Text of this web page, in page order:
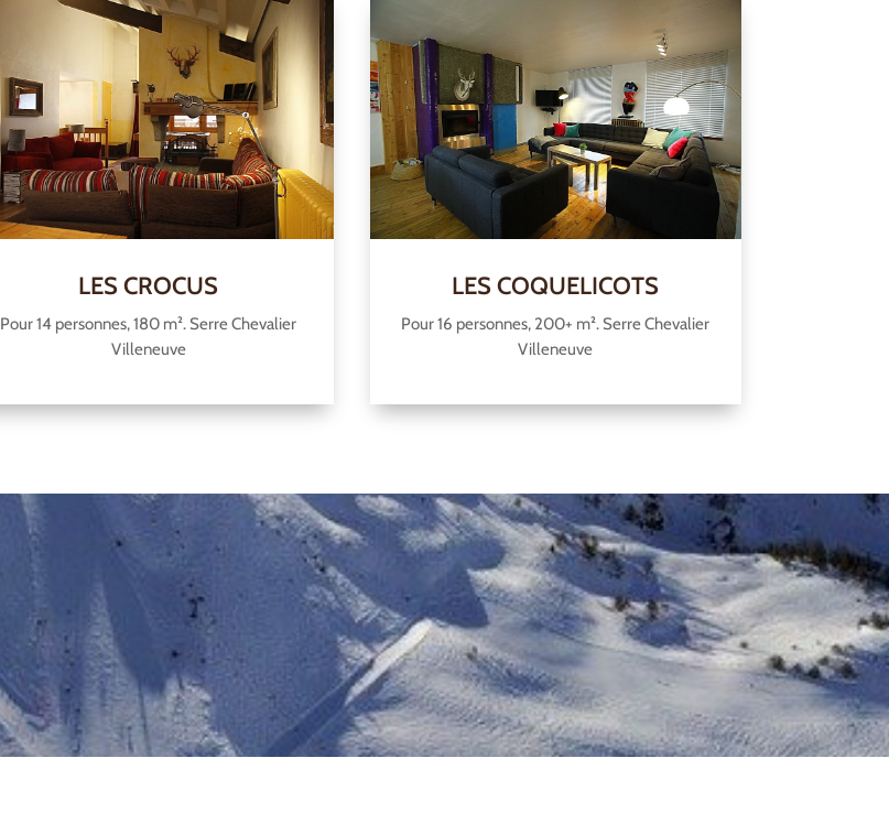
LES CROCUS
Pour 14 personnes, 180 m². Serre Chevalier
Villeneuve
LES COQUELICOTS
Pour 16 personnes, 200+ m². Serre Chevalier
Villeneuve